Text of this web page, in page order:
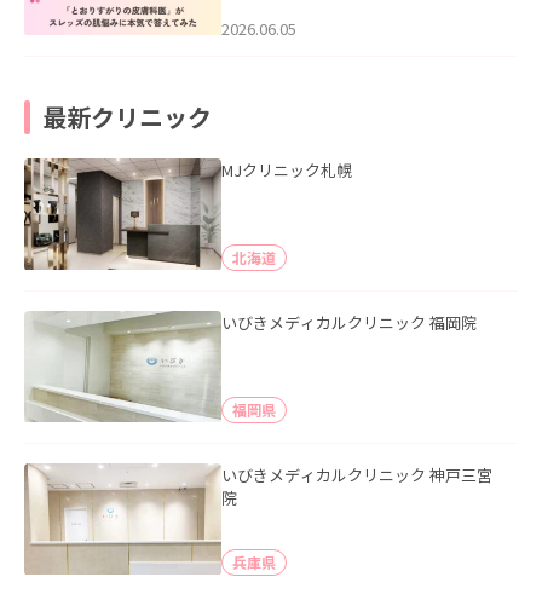
2026.06.05
最新クリニック
MJクリニック札幌
北海道
いびきメディカルクリニック 福岡院
福岡県
いびきメディカルクリニック 神戸三宮
院
兵庫県